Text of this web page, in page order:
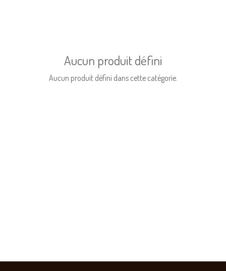
Aucun produit défini
Aucun produit défini dans cette catégorie.